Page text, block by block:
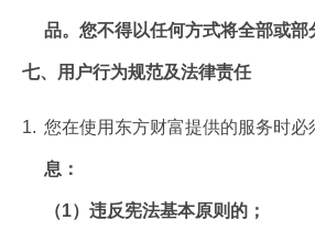
品。您不得以任何方式将全部或
七、用户行为规范及法律责任
1. 您在使用东方财富提供的服务时
息：
（1）违反宪法基本原则的；